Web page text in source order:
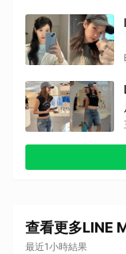
查看更多LINE
最近1小時結果